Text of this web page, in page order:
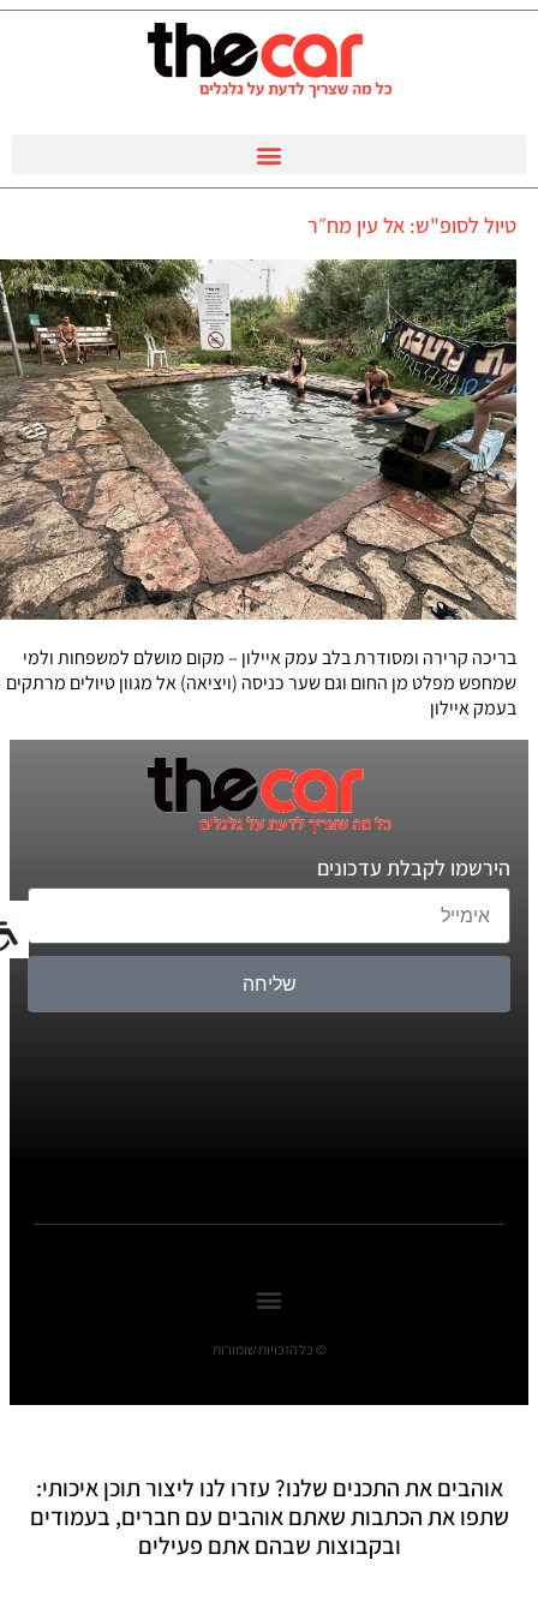
טיול לסופ"ש: אל עין מח״ר
בריכה קרירה ומסודרת בלב עמק איילון – מקום מושלם למשפחות ולמי
שמחפש מפלט מן החום וגם שער כניסה (ויציאה) אל מגוון טיולים מרתקים
בעמק איילון
הירשמו לקבלת עדכונים
שליחה
© כל הזכויות שומורות
אוהבים את התכנים שלנו? עזרו לנו ליצור תוכן איכותי:
שתפו את הכתבות שאתם אוהבים עם חברים, בעמודים
ובקבוצות שבהם אתם פעילים